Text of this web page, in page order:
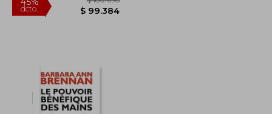
$ 172.015
$ 94.608
45%
dcto.